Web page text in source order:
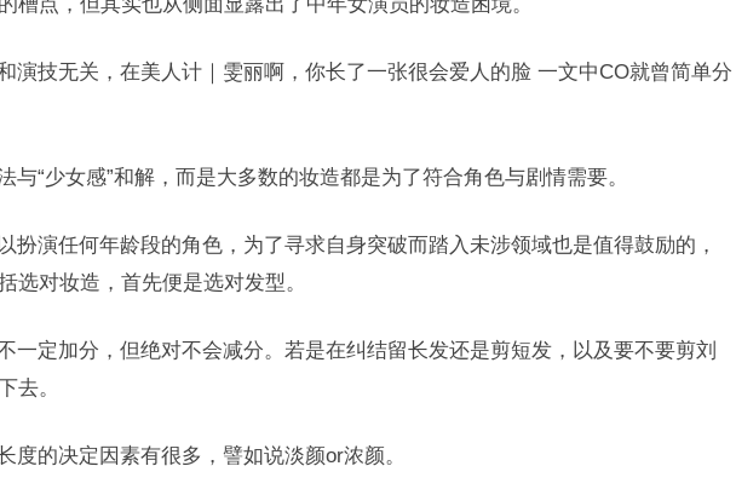
演技无关，在美人计｜雯丽啊，你长了一张很会爱人的脸 一文中CO就曾简单分
与“少女感”和解，而是大多数的妆造都是为了符合角色与剧情需要。
扮演任何年龄段的角色，为了寻求自身突破而踏入未涉领域也是值得鼓励的，
选对妆造，首先便是选对发型。
一定加分，但绝对不会减分。若是在纠结留长发还是剪短发，以及要不要剪刘
去。
度的决定因素有很多，譬如说淡颜or浓颜。